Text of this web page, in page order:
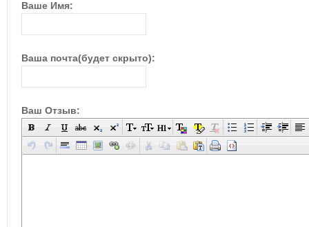
Ваше Имя:
Ваша почта(будет скрыто):
Ваш Отзыв: